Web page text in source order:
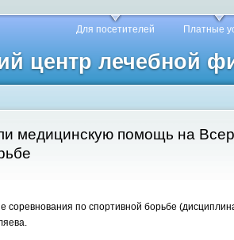
центр лечебной
Для посетителей Платные
медицинскую помощь на
по спортивной борьбе